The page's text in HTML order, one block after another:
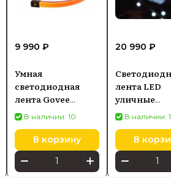
9 990 ₽
Умная
светодиодная
лента Govee
RGBIC LED Neon
Rope Lights for
Desks 3м (H61C3)
В наличии: 10
В корзину
20 990 ₽
лента LED
уличные
фонарики
Festoon - 20
м) RGB + BT
В наличии:
В